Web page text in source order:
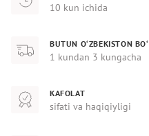
10 kun ichida
BUTUN O‘ZBEKISTON
1 kundan 3 kungacha
KAFOLAT
sifati va haqiqiyligi